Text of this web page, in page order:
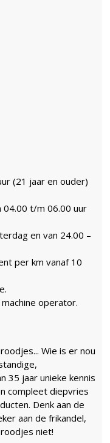
(21 jaar en ouder)
04.00 t/m 06.00 uur
en van 24.00 –
per km vanaf 10
operator.
Wie is er nou
35 jaar unieke kennis
compleet diepvries
Denk aan de
aan de frikandel,
niet!